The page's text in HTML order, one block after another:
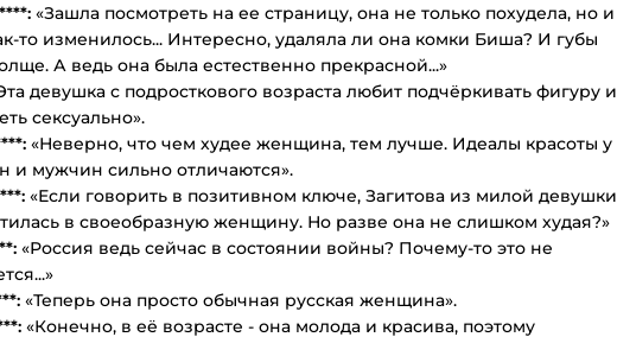
«Зашла посмотреть на ее страницу, она не только похудела, но и
то изменилось... Интересно, удаляла ли она комки Биша? И губы
А ведь она была естественно прекрасной...»
девушка с подросткового возраста любит подчёркивать фигуру и
сексуально».
«Неверно, что чем худее женщина, тем лучше. Идеалы красоты у
и мужчин сильно отличаются».
«Если говорить в позитивном ключе, Загитова из милой девушки
в своеобразную женщину. Но разве она не слишком худая?»
«Россия ведь сейчас в состоянии войны? Почему-то это не
«Теперь она просто обычная русская женщина».
«Конечно, в её возрасте - она молода и красива, поэтому